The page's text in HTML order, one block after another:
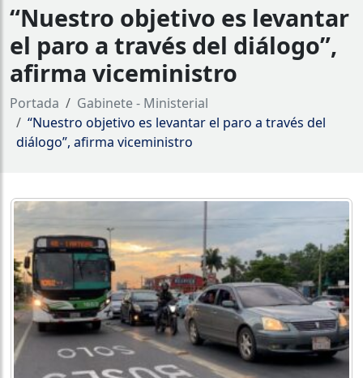
“Nuestro objetivo es levantar
el paro a través del diálogo”,
afirma viceministro
Portada
Gabinete - Ministerial
“Nuestro objetivo es levantar el paro a través del
diálogo”, afirma viceministro